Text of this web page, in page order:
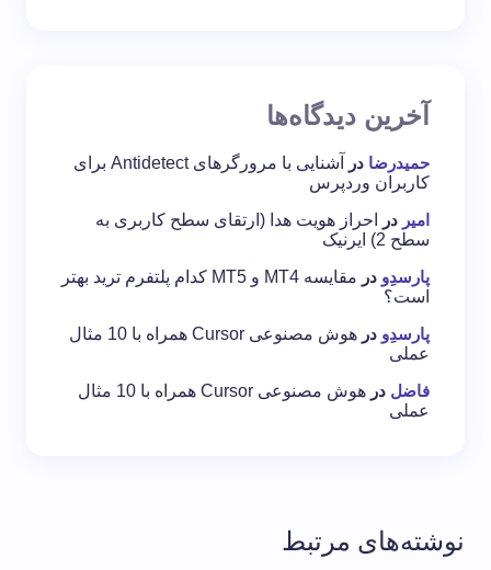
آخرین دیدگاه‌ها
حمیدرضا در
آشنایی با مرورگرهای Antidetect برای
کاربران وردپرس
امیر در
احراز هویت هدا (ارتقای سطح کاربری به
سطح 2) ایرنیک
پارسدِو در
مقایسه MT4 و MT5 کدام پلتفرم ترید بهتر
است؟
پارسدِو در
هوش مصنوعی Cursor همراه با 10 مثال
عملی
فاضل در
هوش مصنوعی Cursor همراه با 10 مثال
عملی
نوشته‌های مرتبط